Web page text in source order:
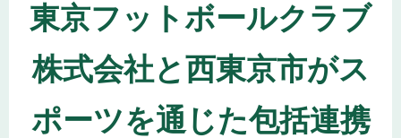
東京フットボールクラブ
株式会社と西東京市がス
ポーツを通じた包括連携